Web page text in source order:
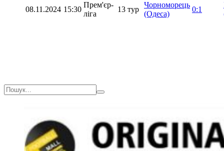
08.11.2024 15:30
Прем'єр-
ліга
13 тур
Чорноморець
(Одеса)
0:1